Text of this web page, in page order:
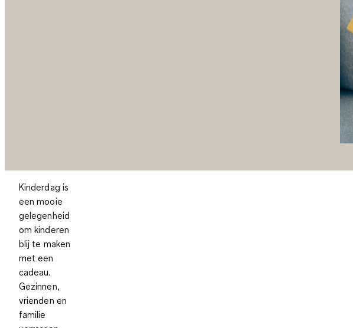
Kinderdag is
een mooie
gelegenheid
om kinderen
blij te maken
met een
cadeau.
Gezinnen,
vrienden en
familie